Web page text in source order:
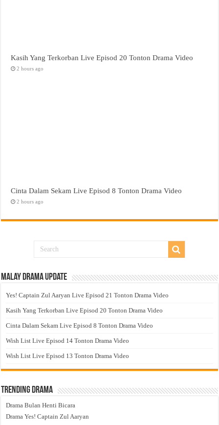
Kasih Yang Terkorban Live Episod 20 Tonton Drama Video
2 hours ago
Cinta Dalam Sekam Live Episod 8 Tonton Drama Video
2 hours ago
Malay Drama Update
Yes! Captain Zul Aaryan Live Episod 21 Tonton Drama Video
Kasih Yang Terkorban Live Episod 20 Tonton Drama Video
Cinta Dalam Sekam Live Episod 8 Tonton Drama Video
Wish List Live Episod 14 Tonton Drama Video
Wish List Live Episod 13 Tonton Drama Video
Trending Drama
Drama Bulan Henti Bicara
Drama Yes! Captain Zul Aaryan